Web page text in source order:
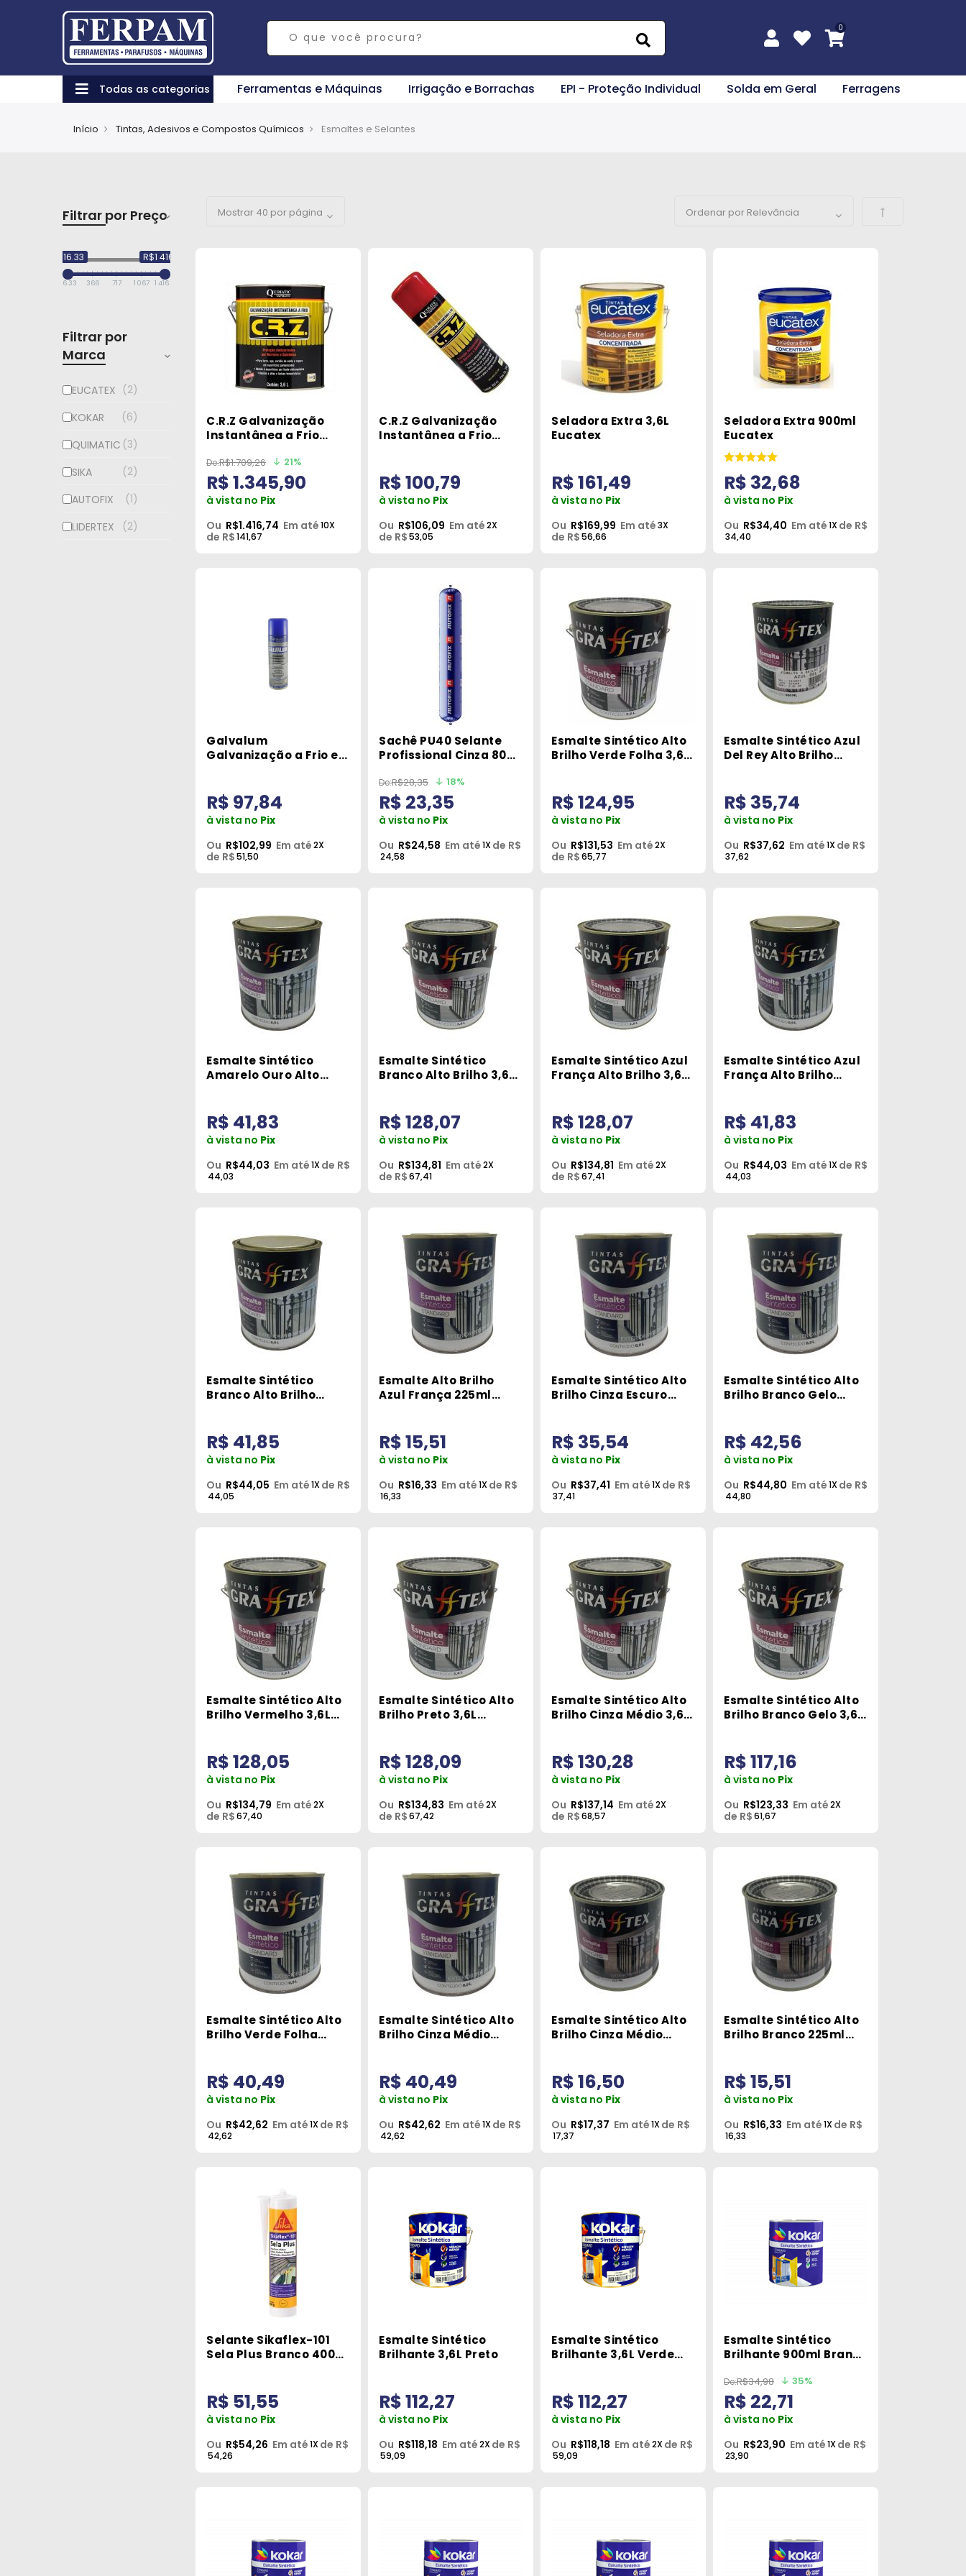
Todas as categorias Ferramentas e Máquinas Irrigação e Borrachas EPI - Proteção Individual Solda em Geral Ferragens
Início Tintas, Adesivos e Compostos Químicos Esmaltes e Selantes
Definir Direção
C.R.Z Galvanização
Instantânea a Frio
R$1.709,26 21%
R$ 1.345,90
à vista no Pix
Ou R$1.416,74 Em até10X
de R$141,67
C.R.Z Galvanização
Instantânea a Frio
R$ 100,79
à vista no Pix
Ou R$106,09 Em até2X
de R$53,05
Seladora Extra 3,6L
Eucatex
R$ 161,49
à vista no Pix
Ou R$169,99 Em até3X
de R$56,66
Seladora Extra 900ml
Eucatex
R$ 32,68
à vista no Pix
Ou R$34,40 Em até1X de R$
34,40
Galvalum
Galvanização a Frio em
R$ 97,84
à vista no Pix
Ou R$102,99 Em até2X
de R$51,50
Sachê PU40 Selante
Profissional Cinza 800g
R$28,35 18%
R$ 23,35
à vista no Pix
Ou R$24,58 Em até1X de R$
24,58
Esmalte Sintético Alto
Brilho Verde Folha 3,6L
R$ 124,95
à vista no Pix
Ou R$131,53 Em até2X
de R$65,77
Esmalte Sintético Azul
Del Rey Alto Brilho
R$ 35,74
à vista no Pix
Ou R$37,62 Em até1X de R$
37,62
Esmalte Sintético
Amarelo Ouro Alto
R$ 41,83
à vista no Pix
Ou R$44,03 Em até1X de R$
44,03
Esmalte Sintético
Branco Alto Brilho 3,6L
R$ 128,07
à vista no Pix
Ou R$134,81 Em até2X
de R$67,41
Esmalte Sintético Azul
França Alto Brilho 3,6L
R$ 128,07
à vista no Pix
Ou R$134,81 Em até2X
de R$67,41
Esmalte Sintético Azul
França Alto Brilho
R$ 41,83
à vista no Pix
Ou R$44,03 Em até1X de R$
44,03
Esmalte Sintético
Branco Alto Brilho
R$ 41,85
à vista no Pix
Ou R$44,05 Em até1X de R$
44,05
Esmalte Alto Brilho
Azul França 225ml
R$ 15,51
à vista no Pix
Ou R$16,33 Em até1X de R$
16,33
Esmalte Sintético Alto
Brilho Cinza Escuro
R$ 35,54
à vista no Pix
Ou R$37,41 Em até1X de R$
37,41
Esmalte Sintético Alto
Brilho Branco Gelo
R$ 42,56
à vista no Pix
Ou R$44,80 Em até1X de R$
44,80
Esmalte Sintético Alto
Brilho Vermelho 3,6L
R$ 128,05
à vista no Pix
Ou R$134,79 Em até2X
de R$67,40
Esmalte Sintético Alto
Brilho Preto 3,6L
R$ 128,09
à vista no Pix
Ou R$134,83 Em até2X
de R$67,42
Esmalte Sintético Alto
Brilho Cinza Médio 3,6L
R$ 130,28
à vista no Pix
Ou R$137,14 Em até2X
de R$68,57
Esmalte Sintético Alto
Brilho Branco Gelo 3,6L
R$ 117,16
à vista no Pix
Ou R$123,33 Em até2X
de R$61,67
Esmalte Sintético Alto
Brilho Verde Folha
R$ 40,49
à vista no Pix
Ou R$42,62 Em até1X de R$
42,62
Esmalte Sintético Alto
Brilho Cinza Médio
R$ 40,49
à vista no Pix
Ou R$42,62 Em até1X de R$
42,62
Esmalte Sintético Alto
Brilho Cinza Médio
R$ 16,50
à vista no Pix
Ou R$17,37 Em até1X de R$
17,37
Esmalte Sintético Alto
Brilho Branco 225ml
R$ 15,51
à vista no Pix
Ou R$16,33 Em até1X de R$
16,33
Selante Sikaflex-101
Sela Plus Branco 400g
R$ 51,55
à vista no Pix
Ou R$54,26 Em até1X de R$
54,26
Esmalte Sintético
Brilhante 3,6L Preto
R$ 112,27
à vista no Pix
Ou R$118,18 Em até2X de R$
59,09
Esmalte Sintético
Brilhante 3,6L Verde
R$ 112,27
à vista no Pix
Ou R$118,18 Em até2X de R$
59,09
Esmalte Sintético
Brilhante 900ml Branco
R$34,98 35%
R$ 22,71
à vista no Pix
Ou R$23,90 Em até1X de R$
23,90
Filtrar por Preço
R$16.33 R$1 416.74
16.33 366 717 1 067 1 416.74
Filtrar por
Marca
EUCATEX
2
KOKAR
6
QUIMATIC 3
SIKA
2
AUTOFIX
1
LIDERTEX
2